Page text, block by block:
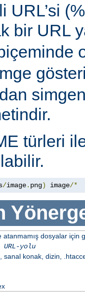
URL’si
bir URL
türleri
/image. png) image/*
atanmamış dosyalar için
URL-yolu
sanal konak, dizin,